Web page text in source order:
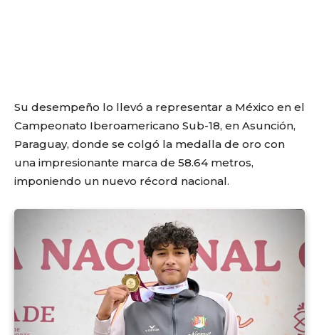
Su desempeño lo llevó a representar a México en el
Campeonato Iberoamericano Sub-18, en Asunción,
Paraguay, donde se colgó la medalla de oro con
una impresionante marca de 58.64 metros,
imponiendo un nuevo récord nacional.